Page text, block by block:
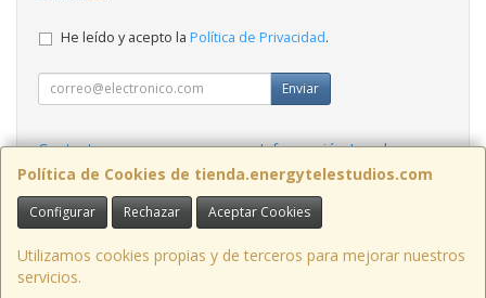
Política de Cookies de tienda.energytelestudios.com
Configurar Rechazar Aceptar Cookies
Utilizamos cookies propias y de terceros para mejorar nuestros
servicios.
He leído y acepto la Política de Privacidad.
Enviar
Contacto
Información Legal
Política Privacidad
Política de Cookies
Contacto
tienda@energytelestudios.com